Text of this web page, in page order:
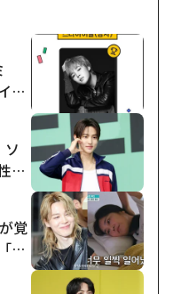
ド
ソ
ア
覚
い